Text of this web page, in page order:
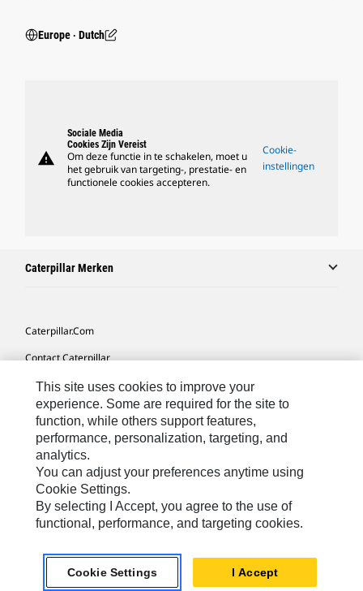
Europe ‧ Dutch
warning
Sociale Media
Cookies Zijn Vereist
Om deze functie in te schakelen, moet u
het gebruik van targeting-, prestatie- en
functionele cookies accepteren.
Cookie-
instellingen
Caterpillar Merken
Caterpillar.com
Contact Caterpillar
Mijn Marketingvoorkeuren
Site Map
Cookie Settings
Legal
Privacy
Europe-Dutch© 2026 Caterpillar. Alle rechten voorbehouden.
This site uses cookies to improve your
experience. Some are required for the site to
function, while others support features,
performance, personalization, targeting, and
analytics.
You can adjust your preferences anytime using
Cookie Settings.
By selecting I Accept, you agree to the use of
functional, performance, and targeting cookies.
Cookie Settings I Accept